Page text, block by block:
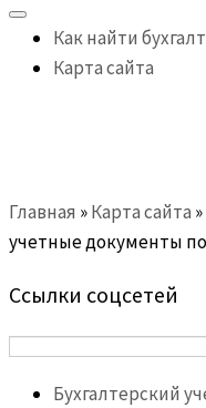
Как найти
Карта сайта
Главная »Карта сайта »
учетные документы
Ссылки соцсетей
Найти:
Бухгалтерский